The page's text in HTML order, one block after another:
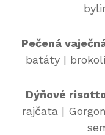
Pečená
batáty |
Dýňové
rajčata |